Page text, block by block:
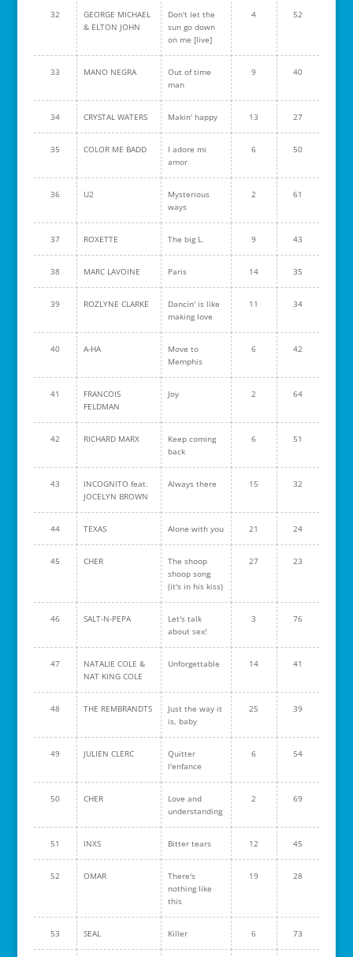
32
GEORGE MICHAEL
& ELTON JOHN
Don't let the
sun go down
on me [live]
4 52
33 MANO NEGRA
Out of time
man
9 40
34 CRYSTAL WATERS Makin' happy 13 27
35 COLOR ME BADD
I adore mi
amor
6 50
36 U2
Mysterious
ways
2 61
37 ROXETTE The big L. 9 43
38 MARC LAVOINE Paris 14 35
39 ROZLYNE CLARKE
Dancin' is like
making love
11 34
40 A-HA
Move to
Memphis
6 42
41
FRANCOIS
FELDMAN
Joy 2 64
42 RICHARD MARX
Keep coming
back
6 51
43
INCOGNITO feat.
JOCELYN BROWN
Always there 15 32
44 TEXAS Alone with you 21 24
45 CHER
The shoop
shoop song
(it's in his kiss)
27 23
46 SALT-N-PEPA
Let's talk
about sex!
3 76
47
NATALIE COLE &
NAT KING COLE
Unforgettable 14 41
48 THE REMBRANDTS
Just the way it
is, baby
25 39
49 JULIEN CLERC
Quitter
l'enfance
6 54
50 CHER
Love and
understanding
2 69
51 INXS Bitter tears 12 45
52 OMAR
There's
nothing like
this
19 28
53 SEAL Killer 6 73